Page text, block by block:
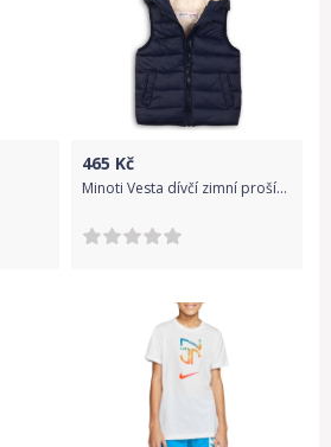
465 Kč
Minoti Vesta dívčí zimní prošívaná, Minoti, POP 4, modrá